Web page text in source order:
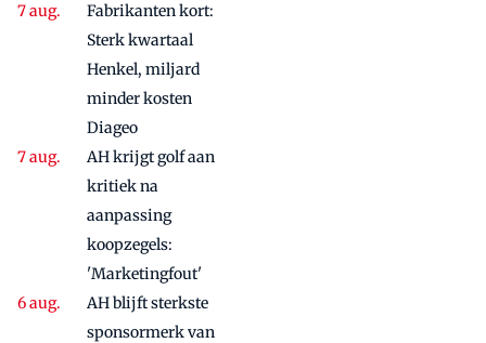
Fabrikanten kort:
Sterk kwartaal
Henkel, miljard
minder kosten
Diageo
AH krijgt golf aan
kritiek na
aanpassing
koopzegels:
'Marketingfout'
AH blijft sterkste
sponsormerk van